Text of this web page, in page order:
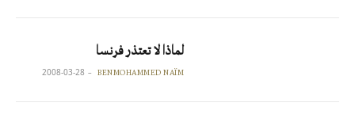
لماذا لا تعتذر فرنسا
BENMOHAMMED NAÏM
2008-03-28